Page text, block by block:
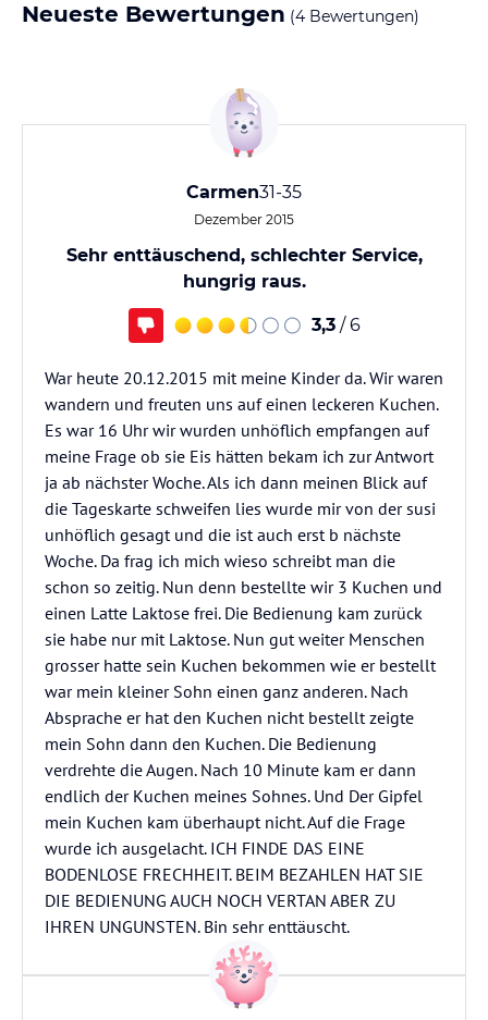
Neueste Bewertungen (4 Bewertungen)
Carmen31-35
Dezember 2015
Sehr enttäuschend, schlechter Service,
hungrig raus.
3,3 / 6
War heute 20.12.2015 mit meine Kinder da. Wir waren
wandern und freuten uns auf einen leckeren Kuchen.
Es war 16 Uhr wir wurden unhöflich empfangen auf
meine Frage ob sie Eis hätten bekam ich zur Antwort
ja ab nächster Woche. Als ich dann meinen Blick auf
die Tageskarte schweifen lies wurde mir von der susi
unhöflich gesagt und die ist auch erst b nächste
Woche. Da frag ich mich wieso schreibt man die
schon so zeitig. Nun denn bestellte wir 3 Kuchen und
einen Latte Laktose frei. Die Bedienung kam zurück
sie habe nur mit Laktose. Nun gut weiter Menschen
grosser hatte sein Kuchen bekommen wie er bestellt
war mein kleiner Sohn einen ganz anderen. Nach
Absprache er hat den Kuchen nicht bestellt zeigte
mein Sohn dann den Kuchen. Die Bedienung
verdrehte die Augen. Nach 10 Minute kam er dann
endlich der Kuchen meines Sohnes. Und Der Gipfel
mein Kuchen kam überhaupt nicht. Auf die Frage
wurde ich ausgelacht. ICH FINDE DAS EINE
BODENLOSE FRECHHEIT. BEIM BEZAHLEN HAT SIE
DIE BEDIENUNG AUCH NOCH VERTAN ABER ZU
IHREN UNGUNSTEN. Bin sehr enttäuscht.